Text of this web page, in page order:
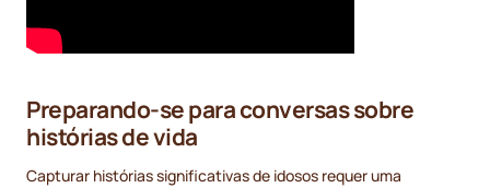
Preparando-se para conversas sobre
histórias de vida
Capturar histórias significativas de idosos requer uma